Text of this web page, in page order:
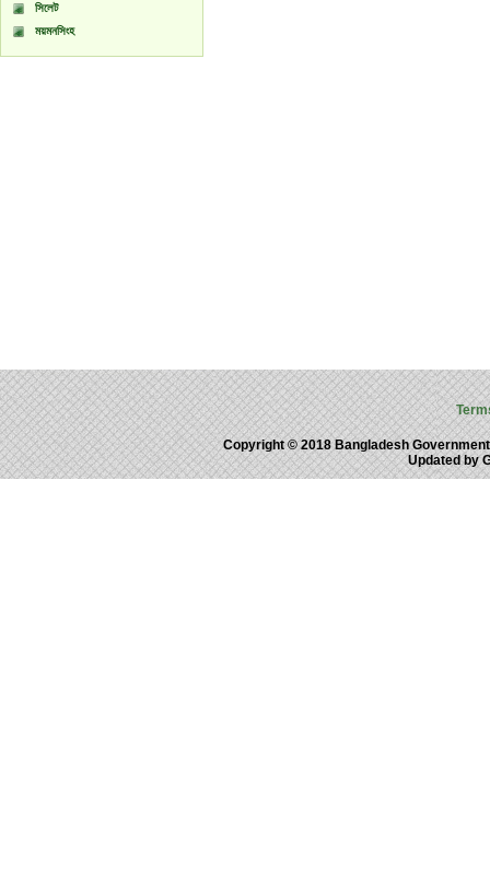
সিলেট
ময়মনসিংহ
Copyright © 2018 Bangladesh
Updated by